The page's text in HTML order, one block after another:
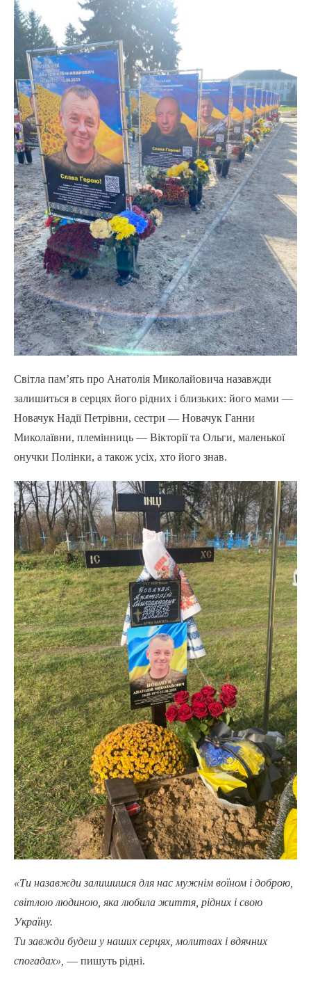
Світла пам’ять про Анатолія Миколайовича назавжди
залишиться в серцях його рідних і близьких: його мами —
Новачук Надії Петрівни, сестри — Новачук Ганни
Миколаївни, племінниць — Вікторії та Ольги, маленької
онучки Полінки, а також усіх, хто його знав.
«Ти назавжди залишишся для нас мужнім воїном і доброю,
світлою людиною, яка любила життя, рідних і свою
Україну.
Ти завжди будеш у наших серцях, молитвах і вдячних
спогадах», — пишуть рідні.